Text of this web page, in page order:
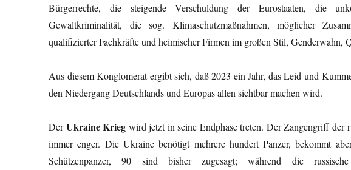
Bürgerrechte, die steigende Verschuldung der Eurostaaten, die
Gewaltkriminalität, die sog. Klimaschutzmaßnahmen, möglicher
qualifizierter Fachkräfte und heimischer Firmen im großen Stil, Genderwahn,
Aus diesem Konglomerat ergibt sich, daß 2023 ein Jahr, das Leid und
den Niedergang Deutschlands und Europas allen sichtbar machen wird.
DerUkraine Krieg wird jetzt in seine Endphase treten. Der Zangengriff der
immer enger. Die Ukraine benötigt mehrere hundert Panzer, bekommt
Schützenpanzer, 90 sind bisher zugesagt; während die